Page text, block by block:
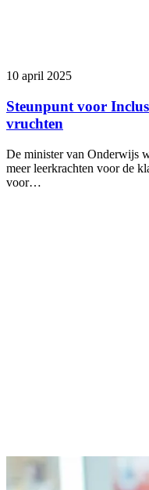
10 april 2025
Steunpunt voor
vruchten
De minister van Onderwijs
meer leerkrachten voor de
voor…